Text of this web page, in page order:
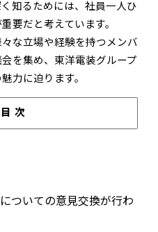
知るためには、社員一人ひ
要だと考えています。
な立場や経験を持つメンバ
を集め、東洋電装グループ
力に迫ります。
目次
ついての意見交換が行わ